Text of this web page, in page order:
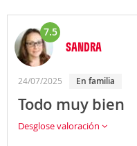
7.5
SANDRA
24/07/2025 En familia
Todo muy bien
Desglose valoración